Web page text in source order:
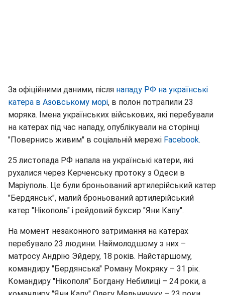
За офіційними даними, після нападу РФ на українські
катера в Азовському морі, в полон потрапили 23
моряка. Імена українських військових, які перебували
на катерах під час нападу, опублікували на сторінці
"Повернись живим" в соціальній мережі Facebook.
25 листопада РФ напала на українські катери, які
рухалися через Керченську протоку з Одеси в
Маріуполь. Це були броньований артилерійський катер
"Бердянськ", малий броньований артилерійський
катер "Нікополь" і рейдовий буксир "Яни Капу".
На момент незаконного затримання на катерах
перебувало 23 людини. Наймолодшому з них –
матросу Андрію Эйдеру, 18 років. Найстаршому,
командиру "Бердянська" Роману Мокряку – 31 рік.
Командиру "Нікополя" Богдану Небилиці – 24 роки, а